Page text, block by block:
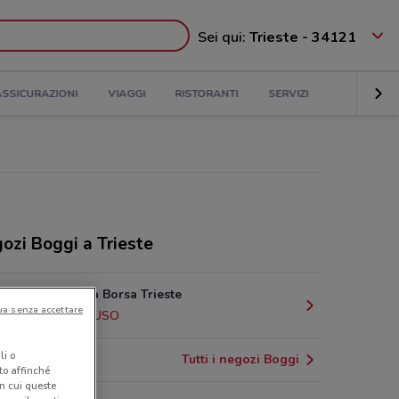
Sei qui: Trieste - 34121
VIAGGI RISTORANTI SERVIZI
Boggi a Trieste
Piazza Della Borsa Trieste
139 m
CHIUSO
Tutti i negozi Boggi
o
affinché
cui queste
senza accettare